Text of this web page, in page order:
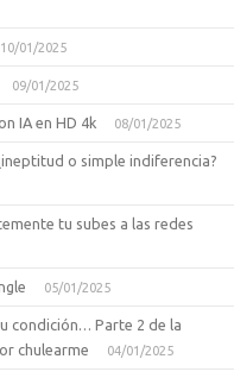
10/01/2025
09/01/2025
IA en HD 4k 08/01/2025
o simple indiferencia?
tu subes a las redes
05/01/2025
condición… Parte 2 de la
chulearme
04/01/2025